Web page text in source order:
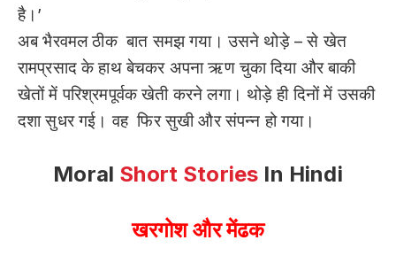
है।’
अब भैरवमल ठीक बात समझ गया। उसने थोड़े – से खेत
रामप्रसाद के हाथ बेचकर अपना ऋण चुका दिया और बाकी
खेतों में परिश्रमपूर्वक खेती करने लगा। थोड़े ही दिनों में उसकी
दशा सुधर गई। वह फिर सुखी और संपन्न हो गया।
Moral Short Stories In Hindi
खरगोश और मेंढक